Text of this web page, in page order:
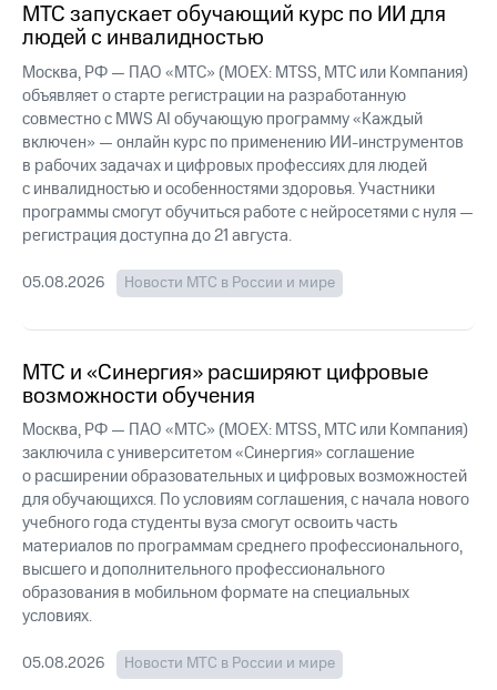
в
регионе
и акционерам
Корпоративное
управление
Корпоративный
секретарь
Раскрытие
информации
акционерам
Документы
"МТС"
Собрания
акционеров
Личный
кабинет
акционера
Акционерный
капитал
Контроль
и
аудит
Рынок
акций
Программа
приобретения
МТС запускает обучающий курс по ИИ для
людей с инвалидностью
Москва, РФ — ПАО «МТС» (MOEX: MTSS, МТС или Компания)
объявляет о старте регистрации на разработанную
совместно с MWS AI обучающую программу «Каждый
включен» — онлайн курс по применению ИИ-инструментов
в рабочих задачах и цифровых профессиях для людей
с инвалидностью и особенностями здоровья. Участники
программы смогут обучиться работе с нейросетями с нуля —
регистрация доступна до 21 августа.
05.08.2026 Новости МТС в России и мире
МТС и «Синергия» расширяют цифровые
возможности обучения
Москва, РФ — ПАО «МТС» (MOEX: MTSS, МТС или Компания)
заключила с университетом «Синергия» соглашение
о расширении образовательных и цифровых возможностей
для обучающихся. По условиям соглашения, с начала нового
учебного года студенты вуза смогут освоить часть
материалов по программам среднего профессионального,
высшего и дополнительного профессионального
образования в мобильном формате на специальных
условиях.
05.08.2026 Новости МТС в России и мире